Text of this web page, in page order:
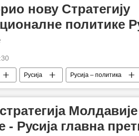
нову Стратегију
политике
Русија Русија – политика
- Русија главна